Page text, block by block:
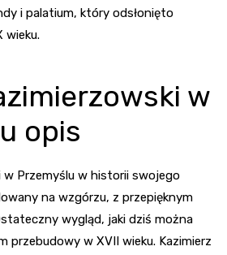
i palatium, który odsłonięto
wieku.
w
opis
w Przemyślu w historii swojego
na wzgórzu, z przepięknym
wygląd, jaki dziś można
przebudowy w XVII wieku. Kazimierz